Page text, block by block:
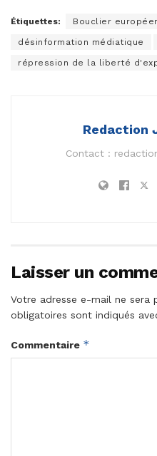
Étiquettes: Bouclier
désinformation médiatique
répression de la liberté
Redaction
Contact :
Laisser un
Votre adresse e-mail ne sera
obligatoires sont indiqués
Commentaire *